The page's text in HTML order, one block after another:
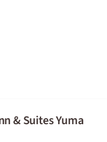
& Suites Yuma